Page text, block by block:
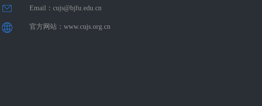
Email：cujs@bjfu.edu.cn
官方网站：www.cujs.org.cn